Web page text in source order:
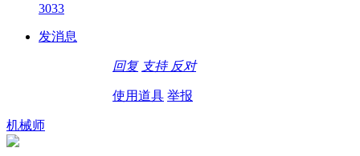
3033
发消息
回复 支持 反对
使用道具 举报
机械师